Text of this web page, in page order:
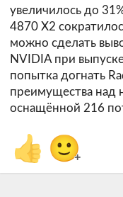
увеличилось до
4870 X2
можно сделать
NVIDIA при
попытка догнать
преимущества над
оснащённой 216
👍 🙂+